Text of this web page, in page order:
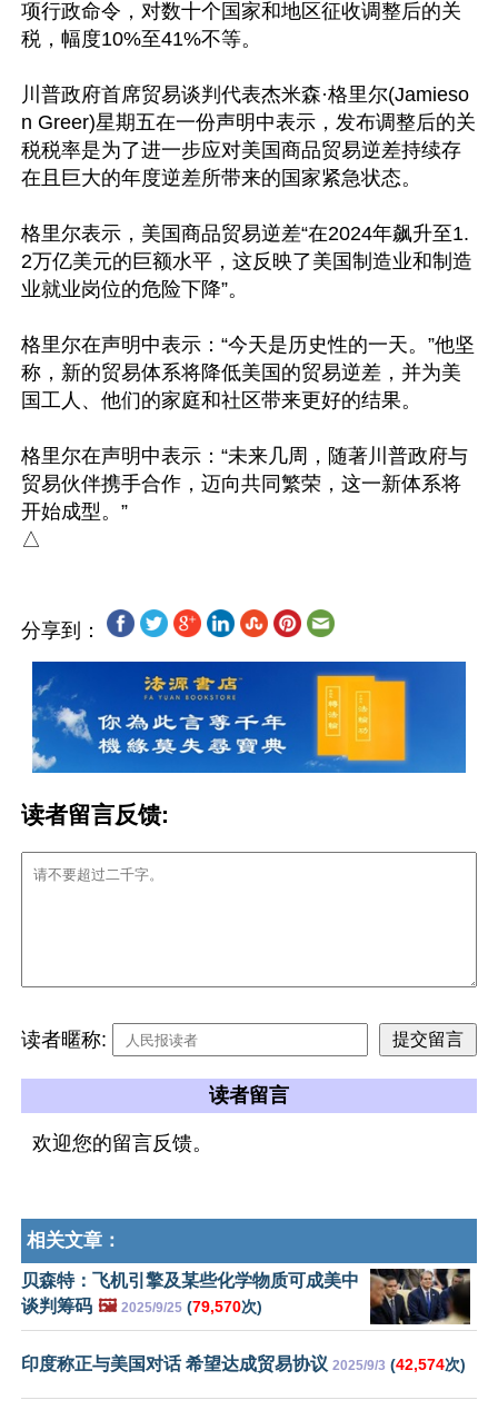
项行政命令，对数十个国家和地区征收调整后的关
税，幅度10%至41%不等。
川普政府首席贸易谈判代表杰米森·格里尔(Jamieso
n Greer)星期五在一份声明中表示，发布调整后的关
税税率是为了进一步应对美国商品贸易逆差持续存
在且巨大的年度逆差所带来的国家紧急状态。
格里尔表示，美国商品贸易逆差“在2024年飙升至1.
2万亿美元的巨额水平，这反映了美国制造业和制造
业就业岗位的危险下降”。
格里尔在声明中表示：“今天是历史性的一天。”他坚
称，新的贸易体系将降低美国的贸易逆差，并为美
国工人、他们的家庭和社区带来更好的结果。
格里尔在声明中表示：“未来几周，随著川普政府与
贸易伙伴携手合作，迈向共同繁荣，这一新体系将
开始成型。”
分享到：
读者留言反馈:
读者暱称:
读者留言
欢迎您的留言反馈。
相关文章：
贝森特：飞机引擎及某些化学物质可成美中
谈判筹码 🖼️ 2025/9/25 (79,570次)
印度称正与美国对话 希望达成贸易协议 2025/9/3 (42,574次)